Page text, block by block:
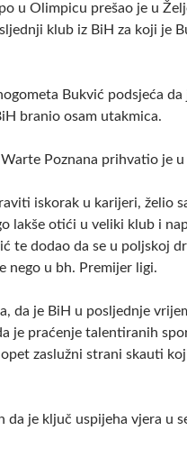
u Olimpicu prešao je u
klub iz BiH za koji je
Bukvić podsjeća da
branio osam utakmica.
Warte Poznana prihvatio je
iskorak u karijeri, želio
lakše otići u veliki klub i
te dodao da se u poljskoj
nego u bh. Premijer ligi.
da je BiH u posljednje
je praćenje talentiranih
zaslužni strani skauti
da je ključ uspijeha vjera u